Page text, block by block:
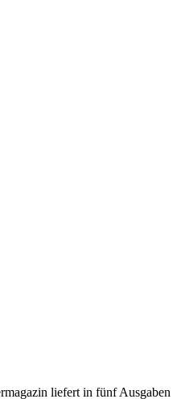
liefert in fünf Ausgaben